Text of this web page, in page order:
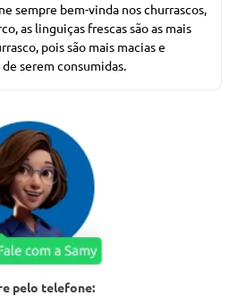
sempre bem-vinda nos churrascos,
as linguiças frescas são as mais
pois são mais macias e
serem consumidas.
pelo telefone: